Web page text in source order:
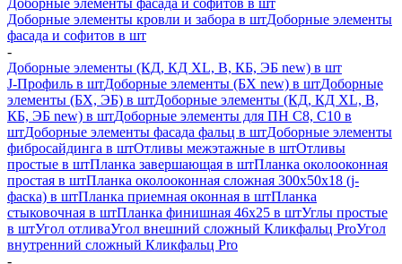
Доборные элементы фасада и софитов в шт
Доборные элементы кровли и забора в штДоборные элементы
фасада и софитов в шт
-
Доборные элементы (КД, КД XL, В, КБ, ЭБ new) в шт
J-Профиль в штДоборные элементы (БХ new) в штДоборные
элементы (БХ, ЭБ) в штДоборные элементы (КД, КД XL, В,
КБ, ЭБ new) в штДоборные элементы для ПН С8, С10 в
штДоборные элементы фасада фальц в штДоборные элементы
фибросайдинга в штОтливы межэтажные в штОтливы
простые в штПланка завершающая в штПланка околооконная
простая в штПланка околооконная сложная 300х50х18 (j-
фаска) в штПланка приемная оконная в штПланка
стыковочная в штПланка финишная 46х25 в штУглы простые
в штУгол отливаУгол внешний сложный Кликфальц ProУгол
внутренний сложный Кликфальц Pro
-